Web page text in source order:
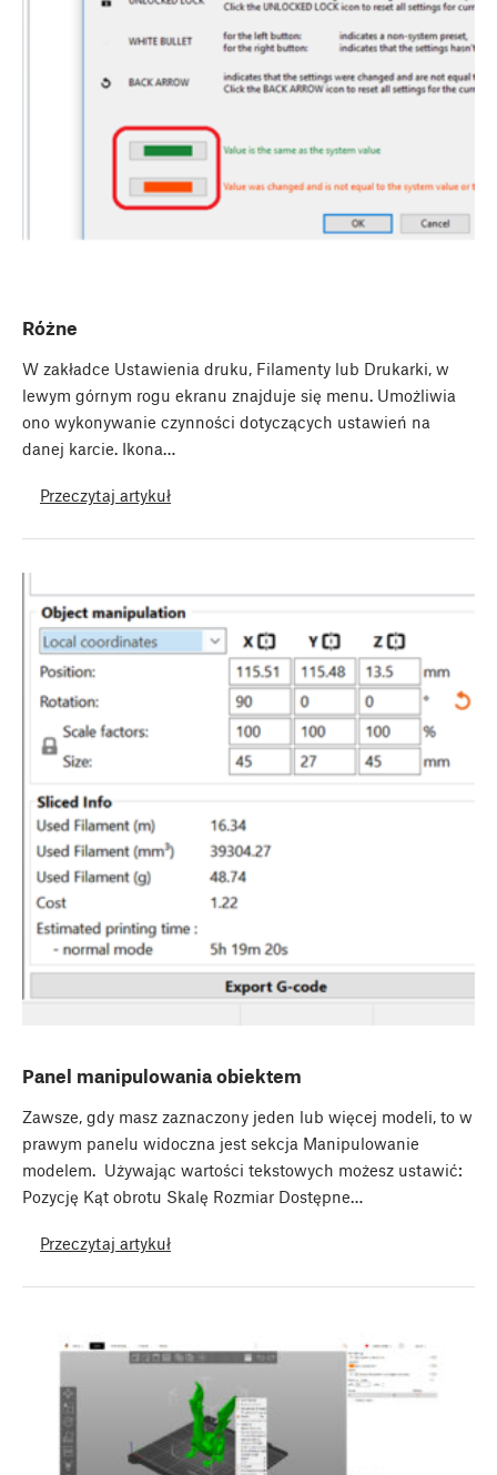
Różne
W zakładce Ustawienia druku, Filamenty lub Drukarki, w
lewym górnym rogu ekranu znajduje się menu. Umożliwia
ono wykonywanie czynności dotyczących ustawień na
danej karcie. Ikona…
Przeczytaj artykuł
Panel manipulowania obiektem
Zawsze, gdy masz zaznaczony jeden lub więcej modeli, to w
prawym panelu widoczna jest sekcja Manipulowanie
modelem. Używając wartości tekstowych możesz ustawić:
Pozycję Kąt obrotu Skalę Rozmiar Dostępne…
Przeczytaj artykuł